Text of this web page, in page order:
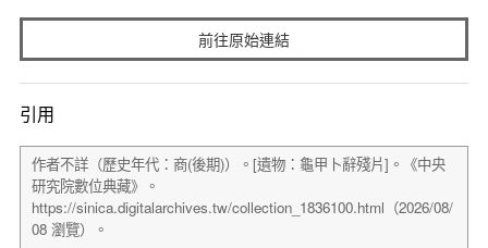
前往原始連結
引用